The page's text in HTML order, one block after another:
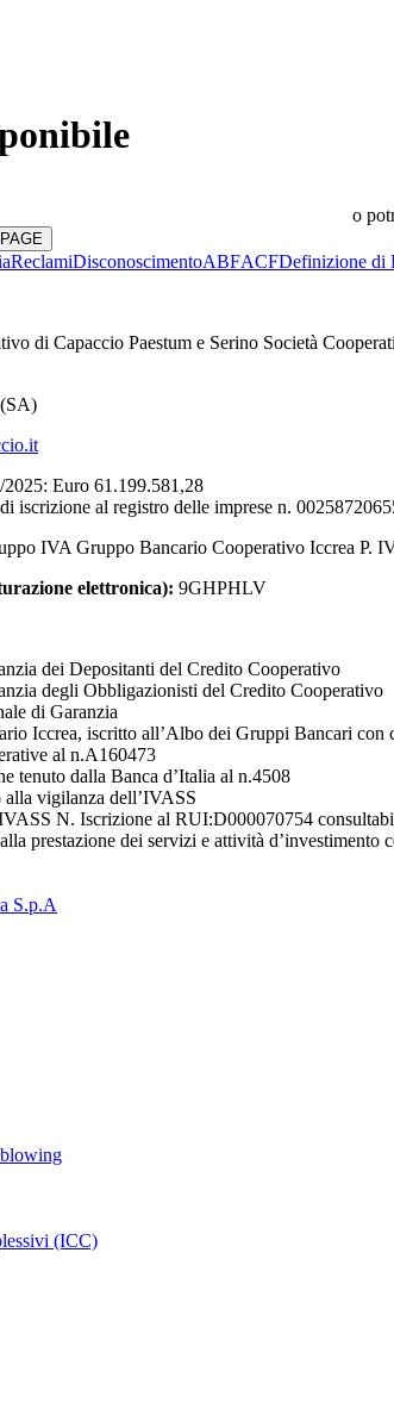
o
ReclamiDisconoscimentoABFACFDefinizione di
di Capaccio Paestum e Serino Società
Euro 61.199.581,28
iscrizione al registro delle imprese n.
IVA Gruppo Bancario Cooperativo Iccrea P.
elettronica): 9GHPHLV
dei Depositanti del Credito Cooperativo
degli Obbligazionisti del Credito Cooperativo
di Garanzia
Iccrea, iscritto all’Albo dei Gruppi Bancari
al n.A160473
tenuto dalla Banca d’Italia al n.4508
alla vigilanza dell’IVASS
N. Iscrizione al RUI:D000070754
prestazione dei servizi e attività d’investimento
S.p.A
(ICC)